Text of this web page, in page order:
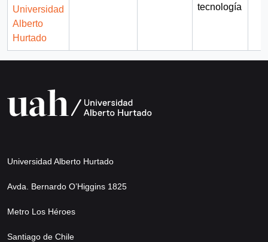
Universidad
Alberto
Hurtado
tecnología
Universidad Alberto Hurtado
Avda. Bernardo O’Higgins 1825
Metro Los Héroes
Santiago de Chile